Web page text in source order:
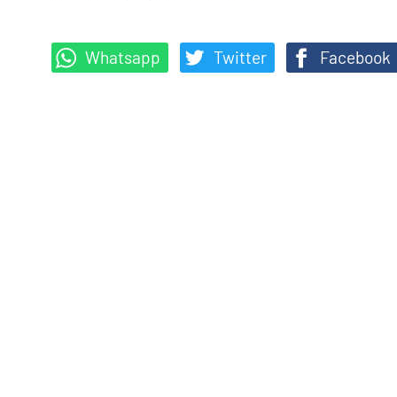
Whatsapp Twitter Facebook